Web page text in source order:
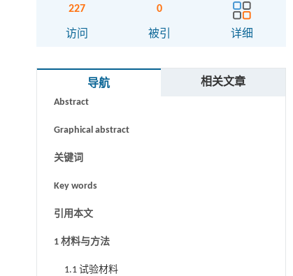
227
访问
0
被引 详细
导航 相关文章
Abstract
Graphical abstract
关键词
Key words
引用本文
1 材料与方法
1.1 试验材料